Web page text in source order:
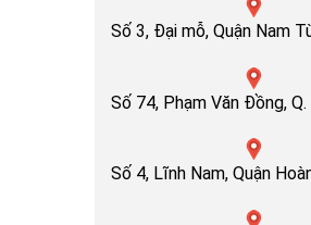
Số 3, Đại mỗ, Quận Nam
Số 74, Phạm Văn Đồng, Q.
Số 4, Lĩnh Nam, Quận